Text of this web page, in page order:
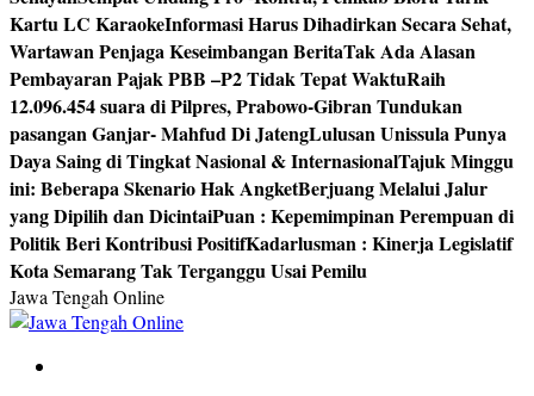
Kartu LC KaraokeInformasi Harus Dihadirkan Secara Sehat,
Wartawan Penjaga Keseimbangan BeritaTak Ada Alasan
Pembayaran Pajak PBB –P2 Tidak Tepat WaktuRaih
12.096.454 suara di Pilpres, Prabowo-Gibran Tundukan
pasangan Ganjar- Mahfud Di JatengLulusan Unissula Punya
Daya Saing di Tingkat Nasional & InternasionalTajuk Minggu
ini: Beberapa Skenario Hak AngketBerjuang Melalui Jalur
yang Dipilih dan DicintaiPuan : Kepemimpinan Perempuan di
Politik Beri Kontribusi PositifKadarlusman : Kinerja Legislatif
Kota Semarang Tak Terganggu Usai Pemilu
Jawa Tengah Online
Berita Jawa Tengah Terbaru dan Terkini